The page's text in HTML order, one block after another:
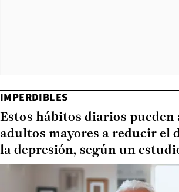
IMPERDIBLES
Estos hábitos diarios pueden
adultos mayores a reducir el
la depresión, según un